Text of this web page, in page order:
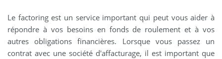
Le factoring est un service important qui peut vous aider à
répondre à vos besoins en fonds de roulement et à vos
autres obligations financières. Lorsque vous passez un
contrat avec une société d'affacturage, il est important que